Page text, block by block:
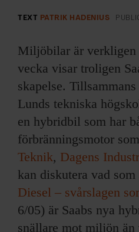
EVENEMANG &
SHOP
KONTAKTA F&F
SKRIV I F&F
PRENUMERERA PÅ
ANNONSERA I F&F
TEXT PATRIK HADENIUS
Miljöbilar är verkligen
vecka visar troligen
skapelse.
Lunds tekniska
en hybridbil som har
förbränningsmotor
Teknik, Dagens
kan diskutera vad
Diesel – svårslagen
6/05) är Saabs nya
snällare mot miljön än